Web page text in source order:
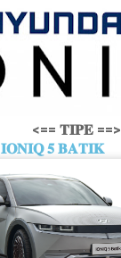
<== 𝐓𝐈𝐏𝐄 ==>
𝐈𝐎𝐍𝐈𝐐 𝟓 𝐁𝐀𝐓𝐈𝐊